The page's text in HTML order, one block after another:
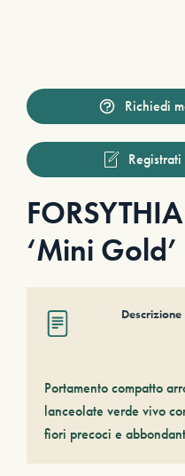
Richiedi
‘Mini
Descrizione
Portamento compatto
lanceolate verde vivo
fiori precoci e